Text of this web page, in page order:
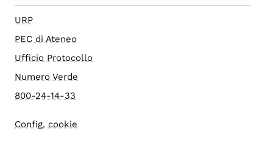
URP
PEC di Ateneo
Ufficio Protocollo
Numero Verde
800-24-14-33
Config. cookie